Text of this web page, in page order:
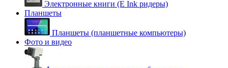
Электронные книги (E Ink ридеры)
Планшеты
Планшеты (планшетные компьютеры)
Фото и видео